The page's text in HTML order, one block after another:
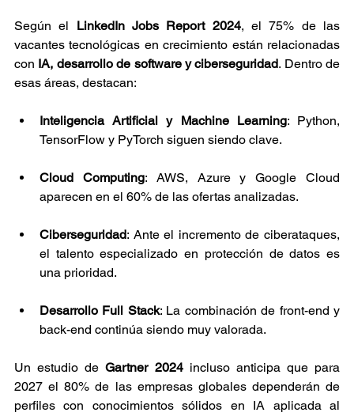
Según el LinkedIn Jobs Report 2024, el 75% de las
vacantes tecnológicas en crecimiento están relacionadas
con IA, desarrollo de software y ciberseguridad. Dentro de
esas áreas, destacan:
Inteligencia Artificial y Machine Learning: Python,
TensorFlow y PyTorch siguen siendo clave.
Cloud Computing: AWS, Azure y Google Cloud
aparecen en el 60% de las ofertas analizadas.
Ciberseguridad: Ante el incremento de ciberataques,
el talento especializado en protección de datos es
una prioridad.
Desarrollo Full Stack: La combinación de front-end y
back-end continúa siendo muy valorada.
Un estudio de Gartner 2024 incluso anticipa que para
2027 el 80% de las empresas globales dependerán de
perfiles con conocimientos sólidos en IA aplicada al